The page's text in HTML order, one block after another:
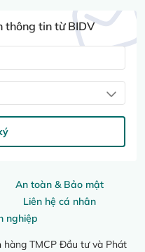
An toàn & Bảo mật
Liên hệ cá nhân
nghiệp
TMCP Đầu tư và Phát
thông tin từ BIDV